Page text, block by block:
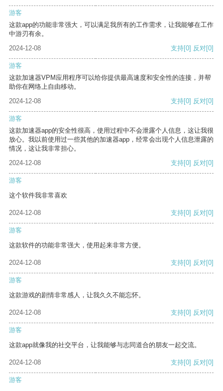
游客
这款app的功能非常强大，可以满足我所有的工作需求，让我能够在工作
中游刃有余。
2024-12-08
支持[0] 反对[0]
游客
这款加速器VPM应用程序可以给你提供最高速度和安全性的连接，并帮
助你在网络上自由移动。
2024-12-08
支持[0] 反对[0]
游客
这款加速器app的安全性很高，使用过程中不会泄露个人信息，这让我很
放心。我以前使用过一些其他的加速器app，经常会出现个人信息泄露的
情况，这让我非常担心。
2024-12-08
支持[0] 反对[0]
游客
这个软件我非常喜欢
2024-12-08 支持[0] 反对[0]
游客
这款软件的功能非常强大，使用起来非常方便。
2024-12-08 支持[0] 反对[0]
游客
这款游戏的剧情非常感人，让我久久不能忘怀。
2024-12-08 支持[0] 反对[0]
游客
这款app就像我的社交平台，让我能够与志同道合的朋友一起交流。
2024-12-08 支持[0] 反对[0]
游客